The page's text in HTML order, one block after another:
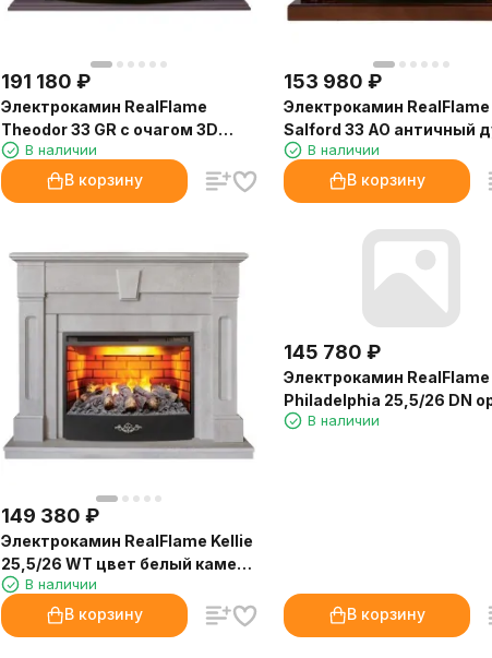
191 180 ₽
Электрокамин RealFlame
Theodor 33 GR с очагом 3D
Firestar 33
В наличии
В корзину
153 980 ₽
Электрокамин RealFlame
Salford 33 AO античный
очагом 3D Firestar 33
В наличии
В корзину
149 380 ₽
Электрокамин RealFlame Kellie
25,5/26 WT цвет белый камень
с очагом 3D Firestar 25,5
В наличии
В корзину
145 780 ₽
Электрокамин RealFlame
Philadelphia 25,5/26 DN
очагом 3D Firestar 25,5
В наличии
В корзину